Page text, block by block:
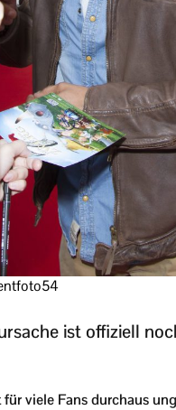
ist offiziell
für viele Fans durchaus